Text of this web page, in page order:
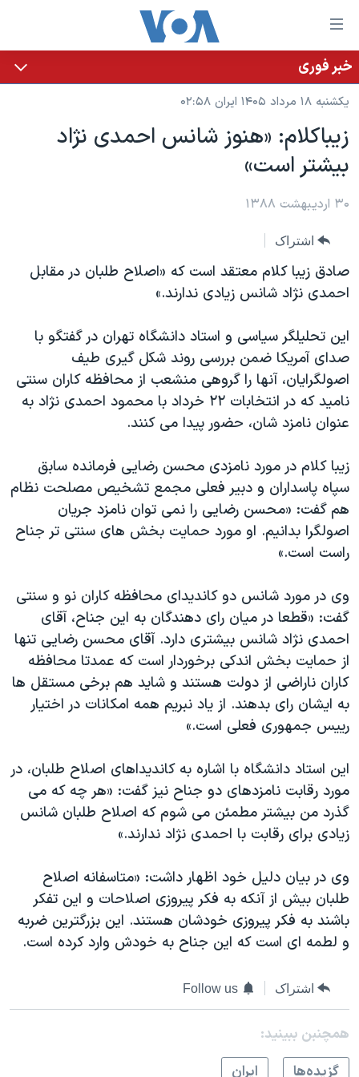
لینکهای
قابل
دسترسی
جهش
محتوای
اصلی
جهش
به
اصلی
جهش
به
خانه
نسخه سبک وب‌سایت
موضوع ها
ایران
آمریکا
گزیده‌ها
ویدیوها
فرهنگ و زندگی
حقوق شهروندی
اقتصادی
علم و فناوری
اسرائیل در جنگ
گالری عکس
آرشیو پخش زنده
برنامه های تلویزیونی
جدول برنامه ها
صفحه‌های ویژه
عملیات خشم حماسی
بایگانی برنامه‌های تلویزیونی
مستندها
انتخابات ریاست جمهوری آمریکا ۲۰۲۴
حمله جمهوری اسلامی به اسرائیل
رمز مهسا
ورزش زنان در ایران
اعتراضات زن، زندگی، آزادی
مجموعه مستندهای دادخواهی
دادگاه حمید نوری
چهل سال گروگان‌گیری
قانون شفافیت دارائی کادر رهبری ایران
اعتراضات مردمی آبان ۹۸
اسرائیل در جنگ
همایش محافظه‌کاران آمریکا «سی‌پک»
صفحه‌های ویژه
سفر پرزیدنت ترامپ به چین
پخش رادیویی
یادگیری زبان انگلیسی
دنبال کنید
زبانهای مختلف
خبر فوری
یکشنبه ۱۸ مرداد ۱۴۰۵ ایران ۰۲:۵۸
زیباکلام: «هنوز شانس احمدی نژاد
بیشتر است»
۳۰ اردیبهشت ۱۳۸۸
اشتراک
صادق زیبا کلام معتقد است که «اصلاح طلبان در مقابل
احمدی نژاد شانس زیادی ندارند.»
این تحلیلگر سیاسی و استاد دانشگاه تهران در گفتگو با
صدای آمریکا ضمن بررسی روند شکل گیری طیف
اصولگرایان، آنها را گروهی منشعب از محافظه کاران سنتی
نامید که در انتخابات ۲۲ خرداد با محمود احمدی نژاد به
عنوان نامزد شان، حضور پیدا می کنند.
زیبا کلام در مورد نامزدی محسن رضایی فرمانده سابق
سپاه پاسداران و دبیر فعلی مجمع تشخیص مصلحت نظام
هم گفت: «محسن رضایی را نمی توان نامزد جریان
اصولگرا بدانیم. او مورد حمایت بخش های سنتی تر جناح
راست است.»
وی در مورد شانس دو کاندیدای محافظه کاران نو و سنتی
گفت: «قطعا در میان رای دهندگان به این جناح، آقای
احمدی نژاد شانس بیشتری دارد. آقای محسن رضایی تنها
از حمایت بخش اندکی برخوردار است که عمدتا محافظه
کاران ناراضی از دولت هستند و شاید هم برخی مستقل ها
به ایشان رای بدهند. از یاد نبریم همه امکانات در اختیار
رییس جمهوری فعلی است.»
این استاد دانشگاه با اشاره به کاندیداهای اصلاح طلبان، در
مورد رقابت نامزدهای دو جناح نیز گفت: «هر چه که می
گذرد من بیشتر مطمئن می شوم که اصلاح طلبان شانس
زیادی برای رقابت با احمدی نژاد ندارند.»
وی در بیان دلیل خود اظهار داشت: «متاسفانه اصلاح
طلبان بیش از آنکه به فکر پیروزی اصلاحات و این تفکر
باشند به فکر پیروزی خودشان هستند. این بزرگترین ضربه
و لطمه ای است که این جناح به خودش وارد کرده است.
اشتراک Follow us
همچنبن ببینید:
گزيده‌ها
ايران